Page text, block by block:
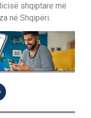
shqiptare më
në Shqipëri.